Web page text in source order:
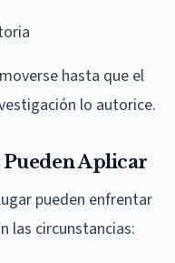
hasta que el
lo autorice.
Pueden Aplicar
pueden enfrentar
las circunstancias: